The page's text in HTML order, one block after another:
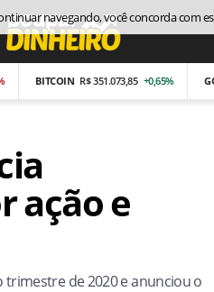
BITCOIN R$ 351.073,85 +0,65% GOLL4
ação e
de 2020 e anunciou o
navegando, você concorda com